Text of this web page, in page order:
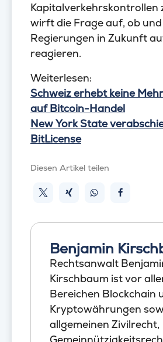
Kapitalverkehrskontrollen
wirft die Frage auf, ob
Regierungen in Zukunft
reagieren.
Weiterlesen:
Schweiz erhebt keine
auf Bitcoin-Handel
New York State
BitLicense
Diesen Artikel teilen
Benjamin
Rechtsanwalt
Kirschbaum ist vor
Bereichen Blockchain
Kryptowährungen
allgemeinen Zivilrecht,